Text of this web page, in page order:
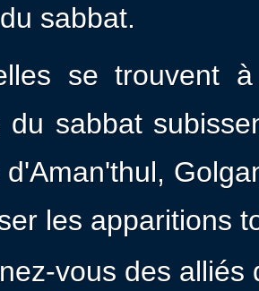
sabbat.
se trouvent
du sabbat
d'Aman'thul,
les apparitions
vous des